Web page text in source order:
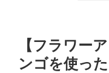
【フラワー
ンゴを使っ